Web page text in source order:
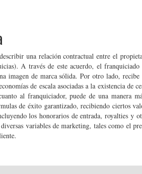
una relación contractual entre el
A través de este acuerdo, el
imagen de marca sólida. Por otro lado,
de escala asociadas a la existencia de
al franquiciador, puede de una manera
de éxito garantizado, recibiendo ciertos
los honorarios de entrada, royalties y
variables de marketing, tales como el